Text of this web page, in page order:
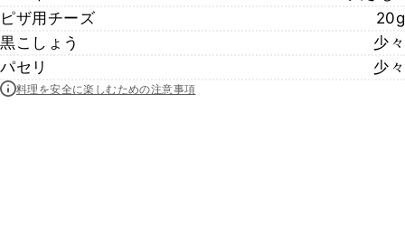
ピザ用チーズ
20g
黒こしょう
少々
パセリ
少々
料理を安全に楽しむための注意事項